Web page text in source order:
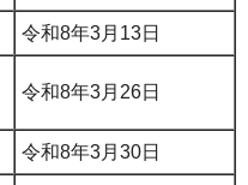
令和8年3月13日
令和8年3月26日
令和8年3月30日